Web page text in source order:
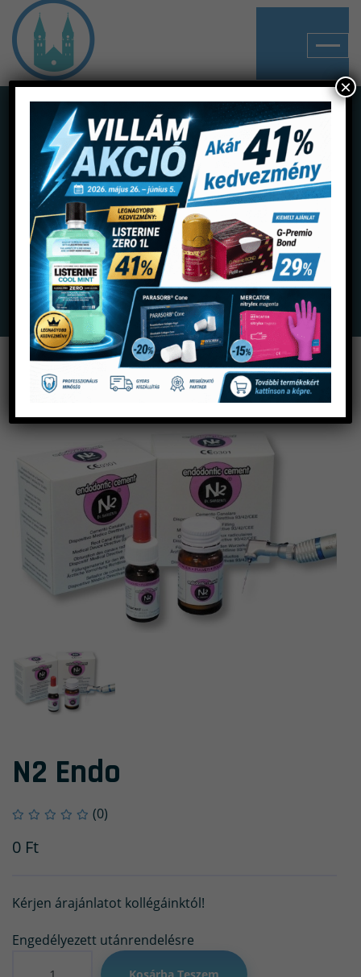
Shop
Home Termékek
Gyökérkezelés
Gyökértömők
N2 Endo
N2 Endo
(0)
0 Ft
Kérjen árajánlatot kollégáinktól!
Engedélyezett utánrendelésre
Kosárba Teszem
×